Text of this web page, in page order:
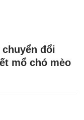
đổi
mổ chó mèo